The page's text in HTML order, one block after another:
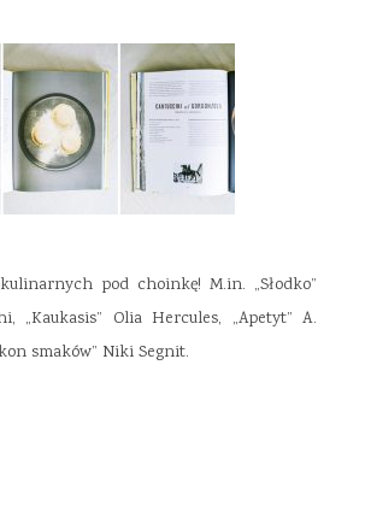
pod choinkę! M.in. „Słodko”
„Kaukasis” Olia Hercules, „Apetyt” A.
smaków” Niki Segnit.